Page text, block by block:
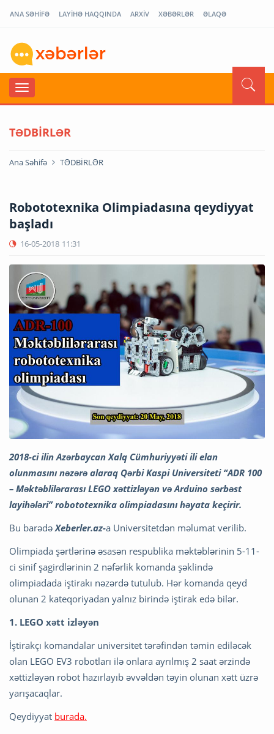
ANA SƏHİFƏ LAYİHƏ HAQQINDA ARXİV XƏBƏRLƏR ƏLAQƏ
TƏDBİRLƏR
Ana Səhifə TƏDBİRLƏR
Robototexnika Olimpiadasına qeydiyyat
başladı
16-05-2018 11:31
2018-ci ilin Azərbaycan Xalq Cümhuriyyəti ili elan
olunmasını nəzərə alaraq Qərbi Kaspi Universiteti “ADR 100
– Məktəblilərarası LEGO xəttizləyən və Arduino sərbəst
layihələri” robototexnika olimpiadasını həyata keçirir.
Bu barədə Xeberler.az-a Universitetdən məlumat verilib.
Olimpiada şərtlərinə əsasən respublika məktəblərinin 5-11-
ci sinif şagirdlərinin 2 nəfərlik komanda şəklində
olimpiadada iştirakı nəzərdə tutulub. Hər komanda qeyd
olunan 2 kateqoriyadan yalnız birində iştirak edə bilər.
1. LEGO xətt izləyən
İştirakçı komandalar universitet tərəfindən təmin ediləcək
olan LEGO EV3 robotları ilə onlara ayrılmış 2 saat ərzində
xəttizləyən robot hazırlayıb əvvəldən təyin olunan xətt üzrə
yarışacaqlar.
Qeydiyyat burada.